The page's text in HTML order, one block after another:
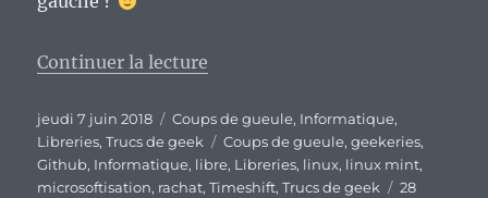
Continuer la lecture
Publié
le
jeudi 7 juin 2018 Catégories
Coups de gueule, Informatique,
Libreries,Trucs de geek Étiquettes
Coups de gueule,geekeries,
Github, Informatique, libre, Libreries, linux, linux mint,
microsoftisation, rachat,Timeshift,Trucs de geek
28